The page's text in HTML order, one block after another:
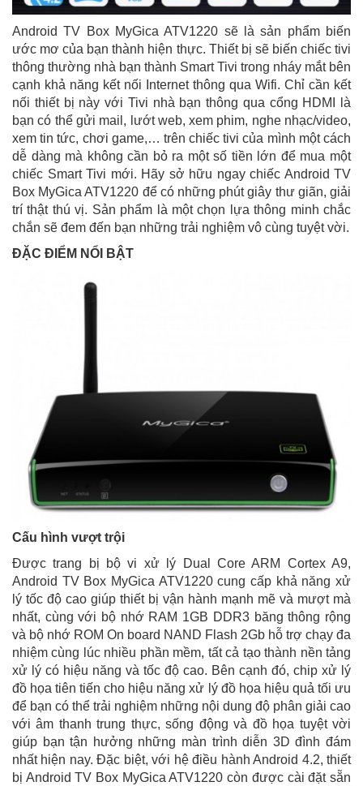
Android TV Box MyGica ATV1220 sẽ là sản phẩm biến
ước mơ của bạn thành hiện thực. Thiết bị sẽ biến chiếc tivi
thông thường nhà bạn thành Smart Tivi trong nháy mắt bên
cạnh khả năng kết nối Internet thông qua Wifi. Chỉ cần kết
nối thiết bị này với Tivi nhà bạn thông qua cổng HDMI là
bạn có thể gửi mail, lướt web, xem phim, nghe nhạc/video,
xem tin tức, chơi game,… trên chiếc tivi của mình một cách
dễ dàng mà không cần bỏ ra một số tiền lớn để mua một
chiếc Smart Tivi mới. Hãy sở hữu ngay chiếc Android TV
Box MyGica ATV1220 để có những phút giây thư giãn, giải
trí thật thú vị. Sản phẩm là một chọn lựa thông minh chắc
chắn sẽ đem đến bạn những trải nghiệm vô cùng tuyệt vời.
ĐẶC ĐIỂM NỔI BẬT
Cấu hình vượt trội
Được trang bị bộ vi xử lý Dual Core ARM Cortex A9,
Android TV Box MyGica ATV1220 cung cấp khả năng xử
lý tốc độ cao giúp thiết bị vận hành mạnh mẽ và mượt mà
nhất, cùng với bộ nhớ RAM 1GB DDR3 băng thông rộng
và bộ nhớ ROM On board NAND Flash 2Gb hỗ trợ chạy đa
nhiệm cùng lúc nhiều phần mềm, tất cả tạo thành nền tảng
xử lý có hiệu năng và tốc độ cao. Bên cạnh đó, chip xử lý
đồ họa tiên tiến cho hiệu năng xử lý đồ họa hiệu quả tối ưu
để bạn có thể trải nghiệm những nội dung độ phân giải cao
với âm thanh trung thực, sống động và đồ họa tuyệt vời
giúp bạn tận hưởng những màn trình diễn 3D đình đám
nhất hiện nay. Đặc biệt, với hệ điều hành Android 4.2, thiết
bị Android TV Box MyGica ATV1220 còn được cài đặt sẵn